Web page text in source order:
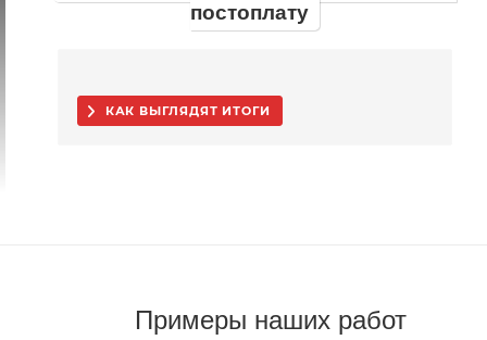
постоплату
КАК ВЫГЛЯДЯТ ИТОГИ
Примеры наших работ